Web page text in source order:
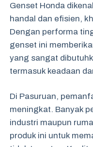
Genset Honda
handal dan efisien,
Dengan performa
genset ini
yang sangat
termasuk keadaan
Di Pasuruan,
meningkat. Banyak
industri maupun
produk ini untuk